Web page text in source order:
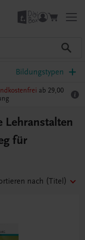
Bildungstypen
ab 29,00
Lehranstalten
für
nach (Titel)